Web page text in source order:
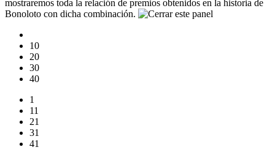
mostraremos toda la relación de premios obtenidos en la historia de
Bonoloto con dicha combinación.
10
20
30
40
1
11
21
31
41